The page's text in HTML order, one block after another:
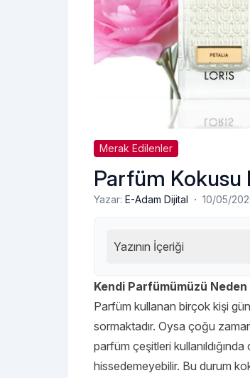
Merak Edilenler
Parfüm Kokusu
Yazar: E-Adam Dijital · 10/05/
Yazının İçeriği
Kendi Parfümümüzü
Parfüm kullanan birçok kişi
sormaktadır. Oysa çoğu
parfüm çeşitleri
hissedemeyebilir. Bu durum